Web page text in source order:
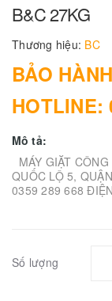
B&C 27KG
Thương hiệu: BC
BẢO
HOTLINE:
Mô tả:
MÁY GIẶT
QUỐC LỘ 5,
0359 289 668
Số lượng